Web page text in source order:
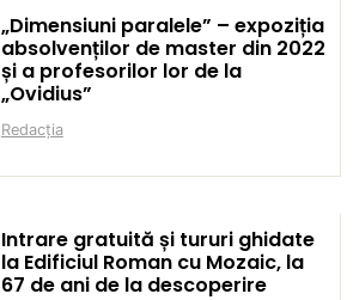
„Dimensiuni paralele” – expoziția
absolvenților de master din 2022
și a profesorilor lor de la
„Ovidius”
Redacția
Intrare gratuită și tururi ghidate
la Edificiul Roman cu Mozaic, la
67 de ani de la descoperire